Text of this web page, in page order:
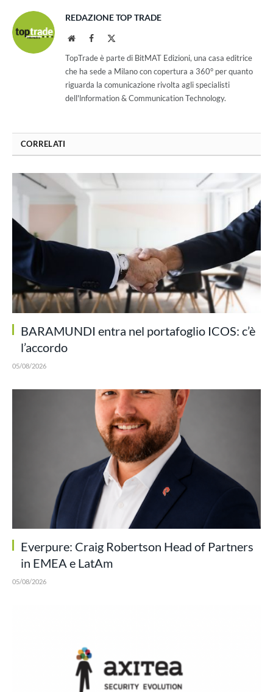
REDAZIONE TOP TRADE
WebsiteFacebook
TopTrade è parte di BitMAT Edizioni, una casa editrice
che ha sede a Milano con copertura a 360° per quanto
riguarda la comunicazione rivolta agli specialisti
dell'lnformation & Communication Technology.
CORRELATI
BARAMUNDI entra nel portafoglio ICOS: c’è
l’accordo
05/08/2026
Everpure: Craig Robertson Head of Partners
in EMEA e LatAm
05/08/2026